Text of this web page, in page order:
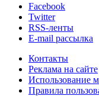
Facebook
Twitter
RSS-ленты
E-mail рассылка
Контакты
Реклама на сайте
Использование
Правила